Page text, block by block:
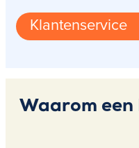
Klantenservice
Waarom